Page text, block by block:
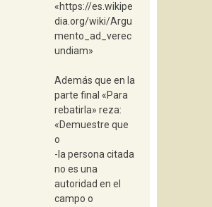
«https://es.wikipe
dia.org/wiki/Argu
mento_ad_verec
undiam»
Además que en la
parte final «Para
rebatirla» reza:
«Demuestre que
o
-la persona citada
no es una
autoridad en el
campo o